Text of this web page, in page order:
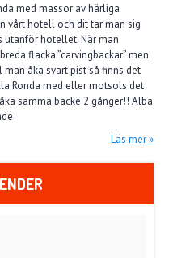
med massor av härliga
vårt hotell och dit tar man sig
utanför hotellet. När man
flacka ”carvingbackar” men
åka svart pist så finns det
Ronda med eller motsols det
samma backe 2 gånger!! Alba
Läs mer